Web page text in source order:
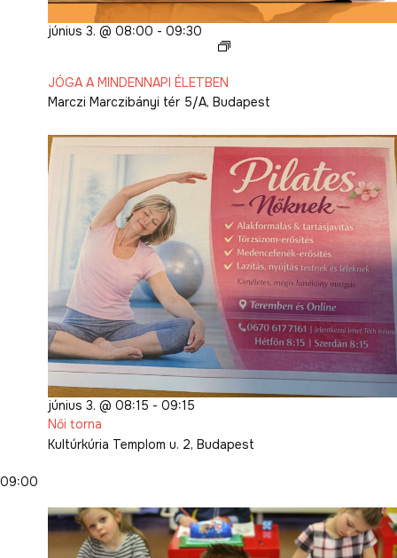
június 3. @ 08:00 - 09:30
A
MINDENNAPI
ÉLETBEN
I.
JÓGA A MINDENNAPI ÉLETBEN
Marczi Marczibányi tér 5/A, Budapest
június 3. @ 08:15 - 09:15
Női torna
Kultúrkúria Templom u. 2, Budapest
09:00